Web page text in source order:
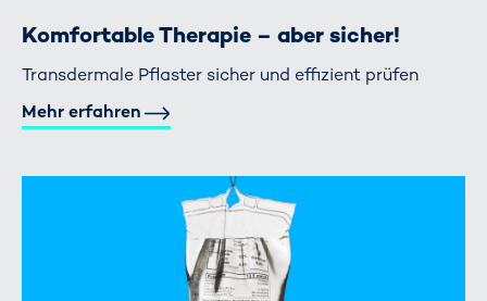
Komfortable Therapie – aber sicher!
Transdermale Pflaster sicher und effizient prüfen
Mehr erfahren